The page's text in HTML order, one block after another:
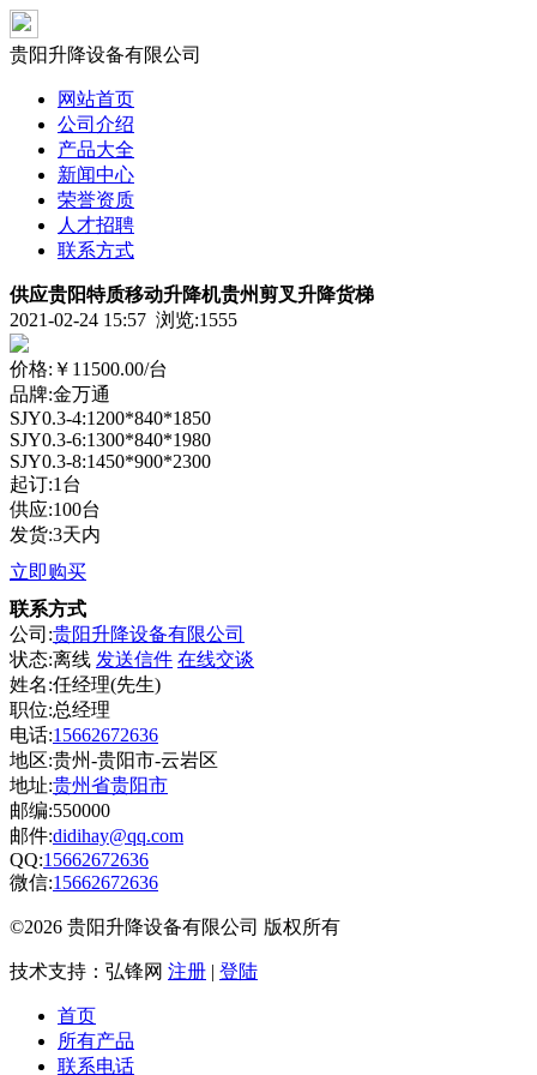
贵阳升降设备有限公司
网站首页
公司介绍
产品大全
新闻中心
荣誉资质
人才招聘
联系方式
供应贵阳特质移动升降机贵州剪叉升降货梯
2021-02-24 15:57 浏览:1555
价格: ￥11500.00/台
品牌:金万通
SJY0.3-4:1200*840*1850
SJY0.3-6:1300*840*1980
SJY0.3-8:1450*900*2300
起订:1台
供应:100台
发货:3天内
立即购买
联系方式
公司:贵阳升降设备有限公司
状态:离线 发送信件 在线交谈
姓名:任经理(先生)
职位:总经理
电话:15662672636
地区:贵州-贵阳市-云岩区
地址:贵州省贵阳市
邮编:550000
邮件:didihay@qq.com
QQ:15662672636
微信:15662672636
©2026 贵阳升降设备有限公司 版权所有
技术支持：弘锋网 注册 | 登陆
首页
所有产品
联系电话